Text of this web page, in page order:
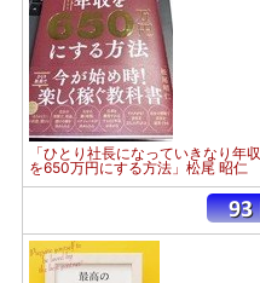
「ひとり社長になっていきなり年収
を650万円にする方法」松尾 昭仁